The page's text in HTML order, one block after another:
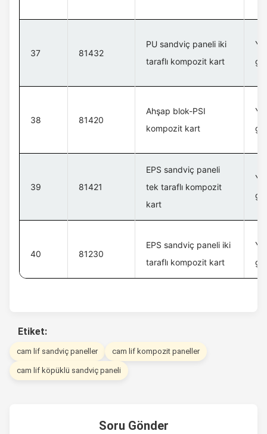
37 81432
PU sandviç paneli iki
taraflı kompozit kart
38 81420
Ahşap blok-PSI
kompozit kart
39 81421
EPS sandviç paneli
tek taraflı kompozit
kart
40 81230
EPS sandviç paneli iki
taraflı kompozit kart
Etiket:
cam lif sandviç paneller cam lif kompozit paneller
cam lif köpüklü sandviç paneli
Soru Gönder